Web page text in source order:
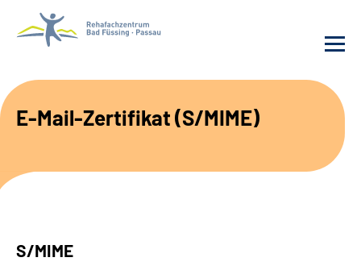
E-Mail-Zertifikat (S/MIME)
S/MIME